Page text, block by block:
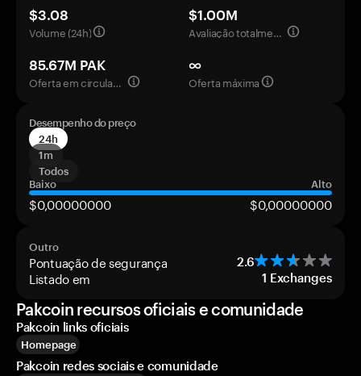
$3.08
Volume (24h)
$1.00M
Avaliação totalmente diluída
85.67M PAK
Oferta em circulação
∞
Oferta máxima
Desempenho do preço
24h
1m
Todos
Baixo
Alto
$0,00000000 $0,00000000
Outro
Pontuação de segurança 2.6
Listado em 1 Exchanges
Pakcoin recursos oficiais e comunidade
Pakcoin links oficiais
Homepage
Pakcoin redes sociais e comunidade